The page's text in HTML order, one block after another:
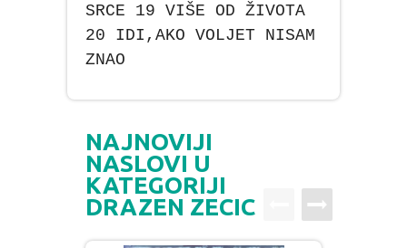
SRCE 19 VIŠE OD ŽIVOTA
20 IDI,AKO VOLJET NISAM
ZNAO
NAJNOVIJI
NASLOVI U
KATEGORIJI
DRAZEN ZECIC